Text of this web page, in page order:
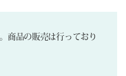
商品の販売は行っており